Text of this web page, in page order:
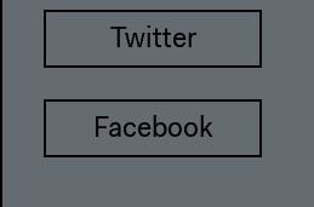
Twitter
Facebook